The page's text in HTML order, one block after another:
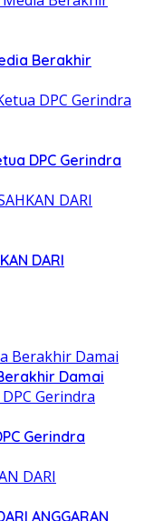
Berakhir
DPC Gerindra
DARI
Damai
Gerindra
ANGGARAN